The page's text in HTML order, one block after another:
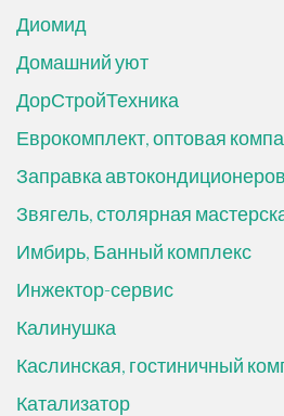
Диомид
Домашний уют
ДорСтройТехника
Еврокомплект, оптовая
Заправка автокондиционеров
Звягель, столярная
Имбирь, Банный комплекс
Инжектор-сервис
Калинушка
Каслинская, гостиничный
Катализатор